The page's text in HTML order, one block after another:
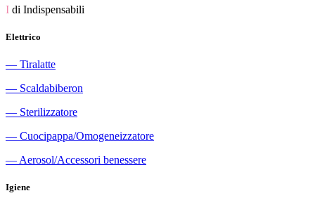
I di Indispensabili
Elettrico
― Tiralatte
― Scaldabiberon
― Sterilizzatore
― Cuocipappa/Omogeneizzatore
― Aerosol/Accessori benessere
Igiene